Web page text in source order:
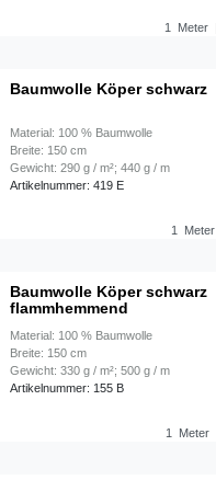
1 Meter
Baumwolle Köper schwarz
Material: 100 % Baumwolle
Breite: 150 cm
Gewicht: 290 g / m²; 440 g / m
Artikelnummer: 419 E
1 Meter
Baumwolle Köper schwarz
flammhemmend
Material: 100 % Baumwolle
Breite: 150 cm
Gewicht: 330 g / m²; 500 g / m
Artikelnummer: 155 B
1 Meter